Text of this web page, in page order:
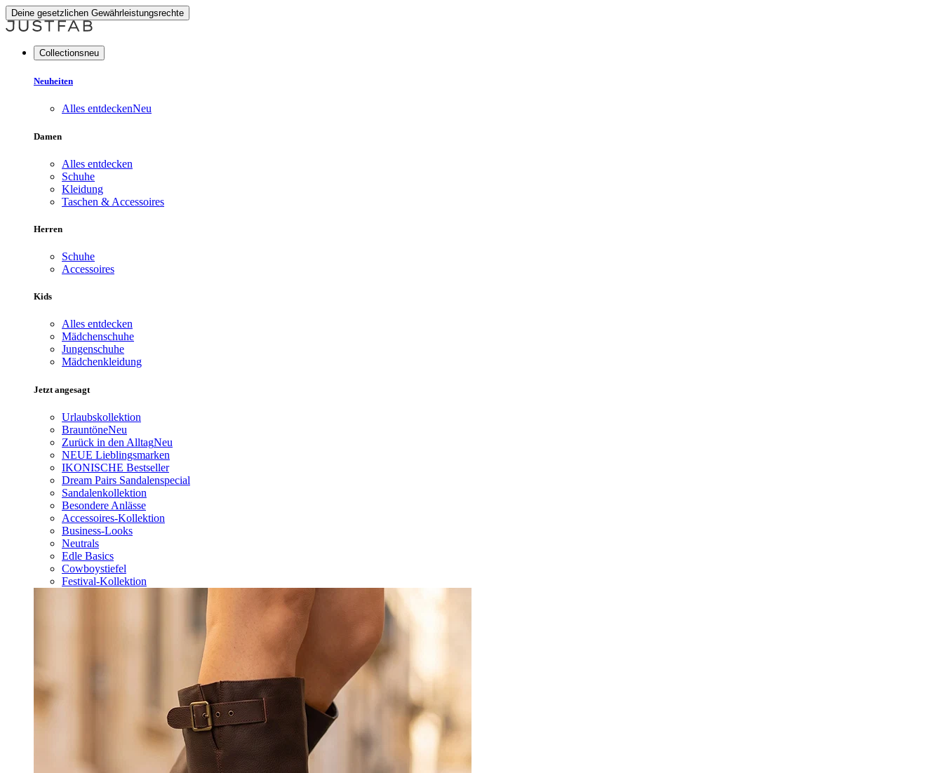
Deine gesetzlichen Gewährleistungsrechte
Collectionsneu
Neuheiten
Alles entdeckenNeu
Damen
Alles entdecken
Schuhe
Kleidung
Taschen & Accessoires
Herren
Schuhe
Accessoires
Kids
Alles entdecken
Mädchenschuhe
Jungenschuhe
Mädchenkleidung
Jetzt angesagt
Urlaubskollektion
BrauntöneNeu
Zurück in den AlltagNeu
NEUE Lieblingsmarken
IKONISCHE Bestseller
Dream Pairs Sandalenspecial
Sandalenkollektion
Besondere Anlässe
Accessoires-Kollektion
Business-Looks
Neutrals
Edle Basics
Cowboystiefel
Festival-Kollektion